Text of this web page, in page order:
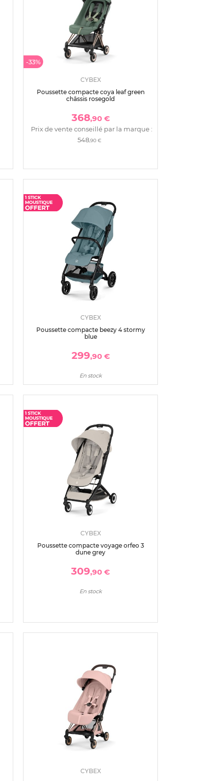
-33%
CYBEX
Poussette compacte coya leaf green
châssis rosegold
368,90 €
Prix de vente conseillé par la marque :
548,90 €
CYBEX
Poussette compacte beezy 4 stormy
blue
299,90 €
En stock
CYBEX
Poussette compacte voyage orfeo 3
dune grey
309,90 €
En stock
CYBEX